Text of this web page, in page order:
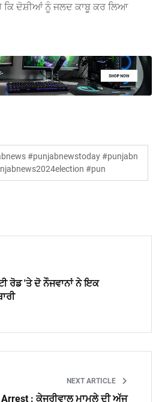
ਕਿ ਦੋਸ਼ੀਆਂ ਨੂੰ ਜਲਦ ਕਾਬੂ ਕਰ ਲਿਆ
#punjabnewstoday #punjabn
#pun
ਰੋਡ 'ਤੇ ਦੋ ਨੌਜਵਾਨਾਂ ਨੇ ਇਕ
NEXT ARTICLE
: ਕੇਜਰੀਵਾਲ ਮਾਮਲੇ ਦੀ ਅੱਜ